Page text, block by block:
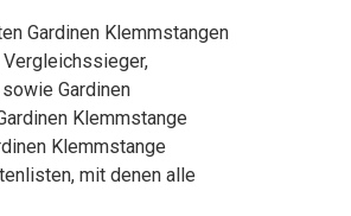
Gardinen Klemmstangen
Gardinen
Klemmstange
Klemmstange
mit denen alle